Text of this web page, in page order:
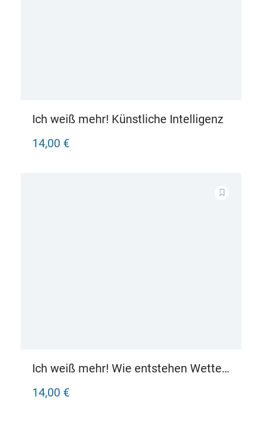
Ich weiß mehr! Künstliche Intelligenz
14,00 €
Ich weiß mehr! Wie entstehen Wetter
14,00 €